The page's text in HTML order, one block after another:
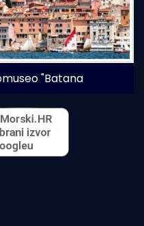
"Batana